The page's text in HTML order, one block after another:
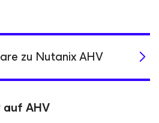
zu Nutanix AHV
AHV